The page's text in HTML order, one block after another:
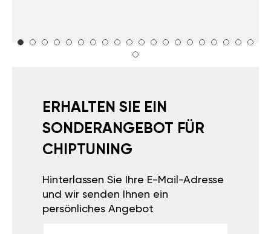
ERHALTEN SIE EIN
SONDERANGEBOT FÜR
CHIPTUNING
Hinterlassen Sie Ihre E-Mail-Adresse
und wir senden Ihnen ein
persönliches Angebot